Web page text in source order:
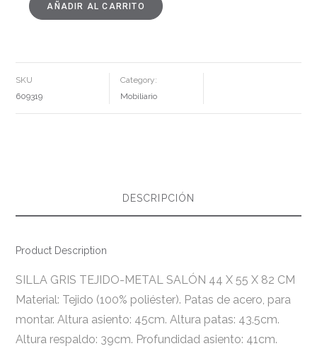
SILLA
GRIS
X
X
CM
AÑADIR AL CARRITO
SKU
609319
Category:
Mobiliario
DESCRIPCIÓN
Product Description
SILLA GRIS TEJIDO-METAL SALÓN 44 X 55 X 82 CM
Material: Tejido (100% poliéster). Patas de acero, para
montar. Altura asiento: 45cm. Altura patas: 43.5cm.
Altura respaldo: 39cm. Profundidad asiento: 41cm.